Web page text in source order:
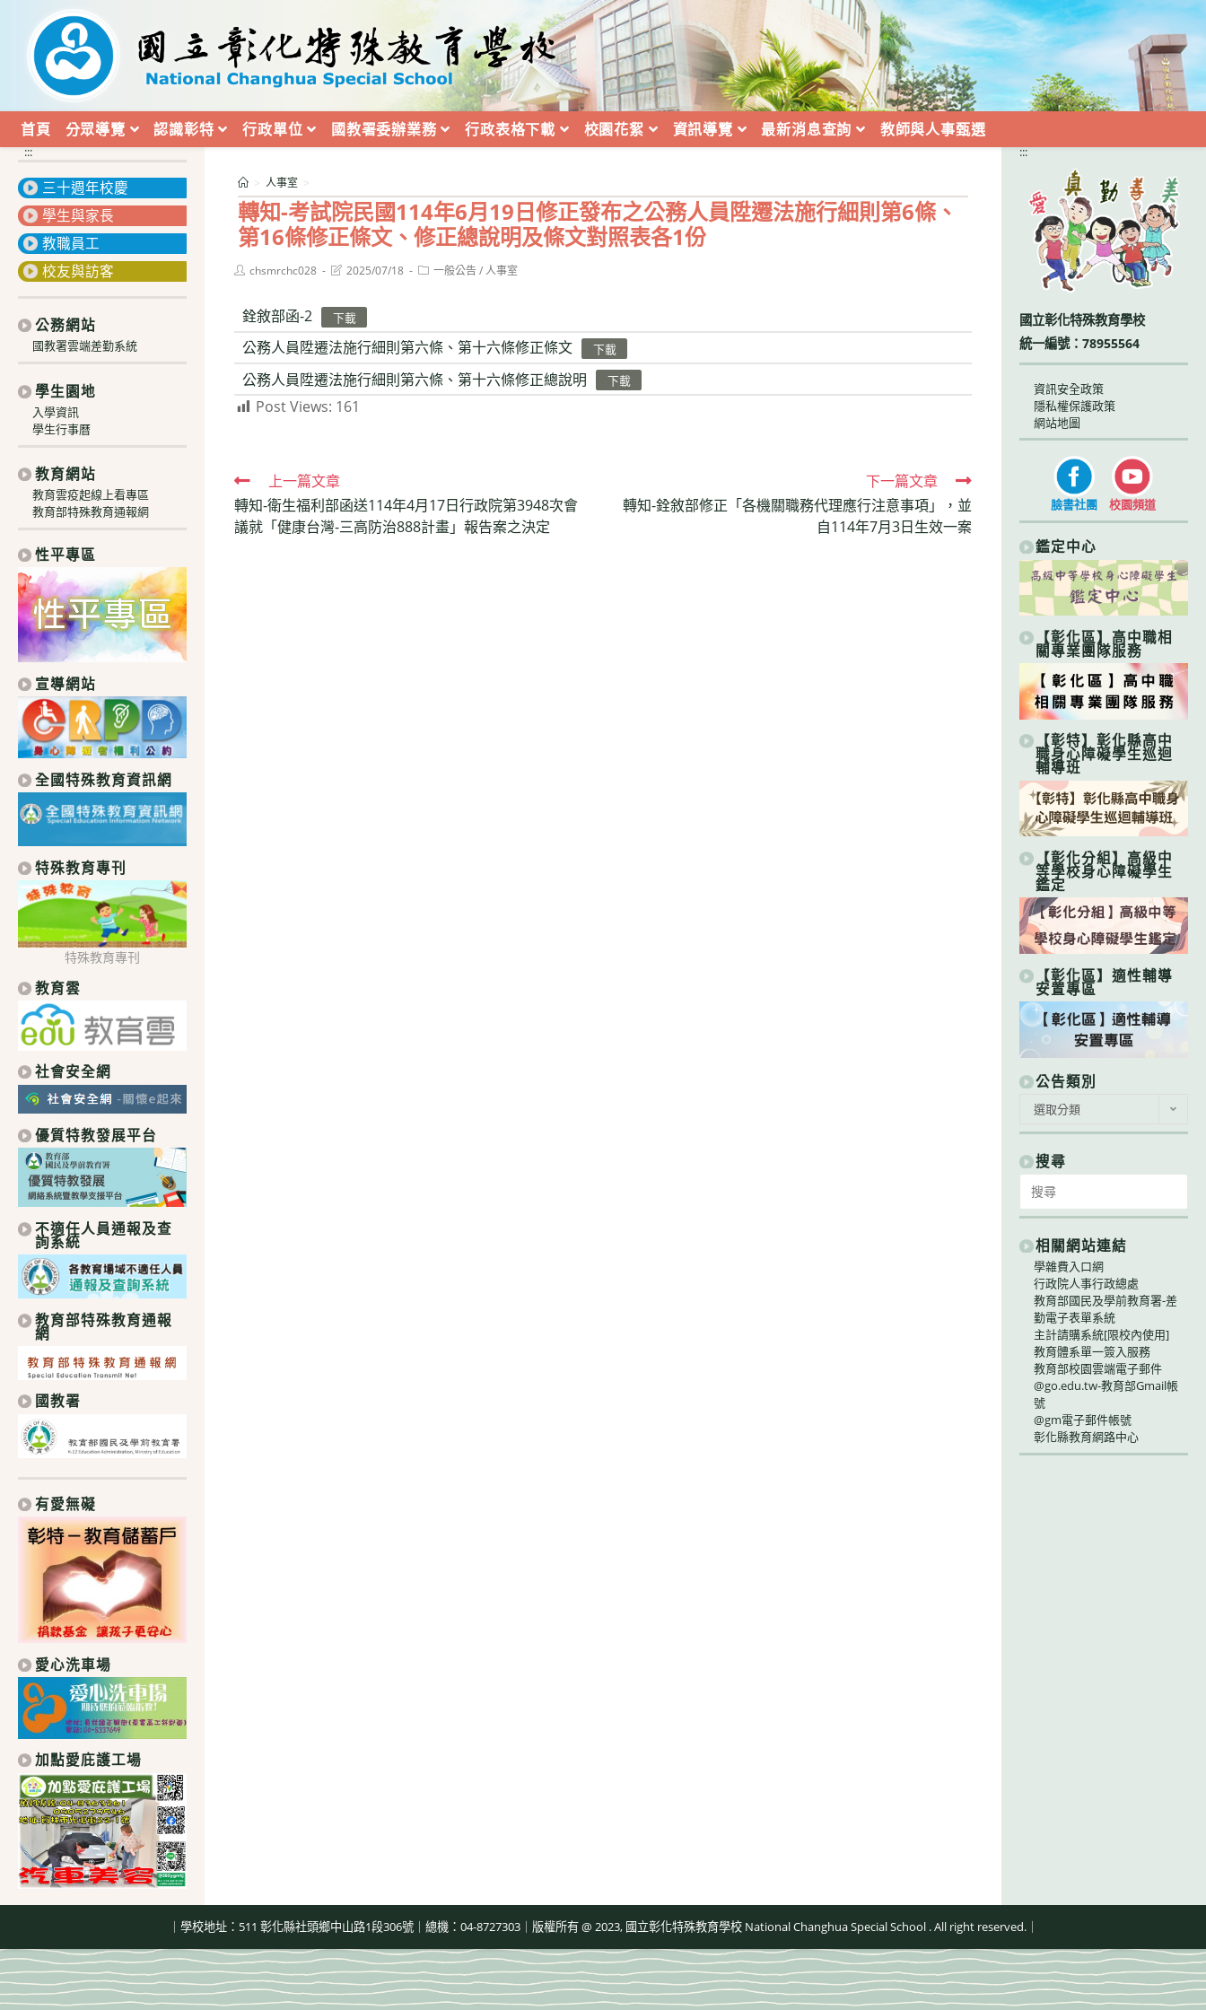
內
首頁 分眾導覽 認識彰特 行政單位 國教署委辦業務 行政表格下載 校園花絮 資訊導覽 最新消息查詢 教師與人事甄選
轉知-考試院民國114年6月19日修正發布之公務人員陞遷法施行細則第6條、
第16條修正條文、修正總說明及條文對照表各1份
> 人事室 >
Postchsmrchc028
Post2025/07/18
Post一般公告 / 人事室
銓敘部函-2 下載
公務人員陞遷法施行細則第六條、第十六條修正條文 下載
公務人員陞遷法施行細則第六條、第十六條修正總說明 下載
Post Views: 161
Read
more
articles
上一篇文章
轉知-衛生福利部函送114年4月17日行政院第3948次會
議就「健康台灣-三高防治888計畫」報告案之決定
下一篇文章
轉知-銓敘部修正「各機關職務代理應行注意事項」，並
自114年7月3日生效一案
:::
三十週年校慶
學生與家長
教職員工
校友與訪客
公務網站
國教署雲端差勤系統
學生園地
入學資訊
學生行事曆
教育網站
教育雲疫起線上看專區
教育部特殊教育通報網
性平專區
宣導網站
全國特殊教育資訊網
特殊教育專刊
特殊教育專刊
教育雲
社會安全網
優質特教發展平台
不適任人員通報及查
詢系統
教育部特殊教育通報
網
國教署
有愛無礙
愛心洗車場
加點愛庇護工場
:::
國立彰化特殊教育學校
統一編號：78955564
資訊安全政策
隱私權保護政策
網站地圖
臉書社團 校園頻道
鑑定中心
【彰化區】高中職相
關專業團隊服務
【彰特】彰化縣高中
職身心障礙學生巡迴
輔導班
【彰化分組】高級中
等學校身心障礙學生
鑑定
【彰化區】適性輔導
安置專區
公告類別
類
別
選取分類
搜尋
for:
相關網站連結
學雜費入口網
行政院人事行政總處
教育部國民及學前教育署-差
勤電子表單系統
主計請購系統[限校內使用]
教育體系單一簽入服務
教育部校園雲端電子郵件
@go.edu.tw-教育部Gmail帳
號
@gm電子郵件帳號
彰化縣教育網路中心
｜學校地址：511 彰化縣社頭鄉中山路1段306號｜總機：04-8727303｜版權所有 @ 2023, 國立彰化特殊教育學校 National Changhua Special School . All right reserved.｜